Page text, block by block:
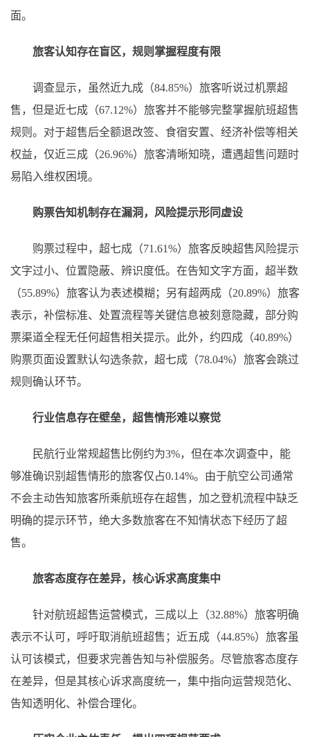
面。
旅客认知存在盲区，规则掌握程度有限
调查显示，虽然近九成（84.85%）旅客听说过机票超
售，但是近七成（67.12%）旅客并不能够完整掌握航班超售
规则。对于超售后全额退改签、食宿安置、经济补偿等相关
权益，仅近三成（26.96%）旅客清晰知晓，遭遇超售问题时
易陷入维权困境。
购票告知机制存在漏洞，风险提示形同虚设
购票过程中，超七成（71.61%）旅客反映超售风险提示
文字过小、位置隐蔽、辨识度低。在告知文字方面，超半数
（55.89%）旅客认为表述模糊；另有超两成（20.89%）旅客
表示，补偿标准、处置流程等关键信息被刻意隐藏，部分购
票渠道全程无任何超售相关提示。此外，约四成（40.89%）
购票页面设置默认勾选条款，超七成（78.04%）旅客会跳过
规则确认环节。
行业信息存在壁垒，超售情形难以察觉
民航行业常规超售比例约为3%，但在本次调查中，能
够准确识别超售情形的旅客仅占0.14%。由于航空公司通常
不会主动告知旅客所乘航班存在超售，加之登机流程中缺乏
明确的提示环节，绝大多数旅客在不知情状态下经历了超
售。
旅客态度存在差异，核心诉求高度集中
针对航班超售运营模式，三成以上（32.88%）旅客明确
表示不认可，呼吁取消航班超售；近五成（44.85%）旅客虽
认可该模式，但要求完善告知与补偿服务。尽管旅客态度存
在差异，但是其核心诉求高度统一，集中指向运营规范化、
告知透明化、补偿合理化。